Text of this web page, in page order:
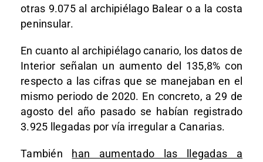
otras 9.075 al archipiélago Balear o a la costa
peninsular.
En cuanto al archipiélago canario, los datos de
Interior señalan un aumento del 135,8% con
respecto a las cifras que se manejaban en el
mismo periodo de 2020. En concreto, a 29 de
agosto del año pasado se habían registrado
3.925 llegadas por vía irregular a Canarias.
También han aumentado las llegadas a